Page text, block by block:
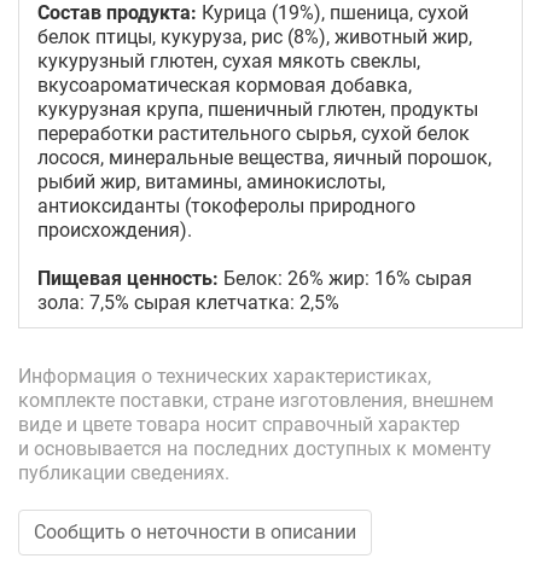
Состав продукта: Курица (19%), пшеница, сухой
белок птицы, кукуруза, рис (8%), животный жир,
кукурузный глютен, сухая мякоть свеклы,
вкусоароматическая кормовая добавка,
кукурузная крупа, пшеничный глютен, продукты
переработки растительного сырья, сухой белок
лосося, минеральные вещества, яичный порошок,
рыбий жир, витамины, аминокислоты,
антиоксиданты (токоферолы природного
происхождения).
Пищевая ценность: Белок: 26% жир: 16% сырая
зола: 7,5% сырая клетчатка: 2,5%
Информация о технических характеристиках,
комплекте поставки, стране изготовления, внешнем
виде и цвете товара носит справочный характер
и основывается на последних доступных к моменту
публикации сведениях.
Сообщить о неточности в описании